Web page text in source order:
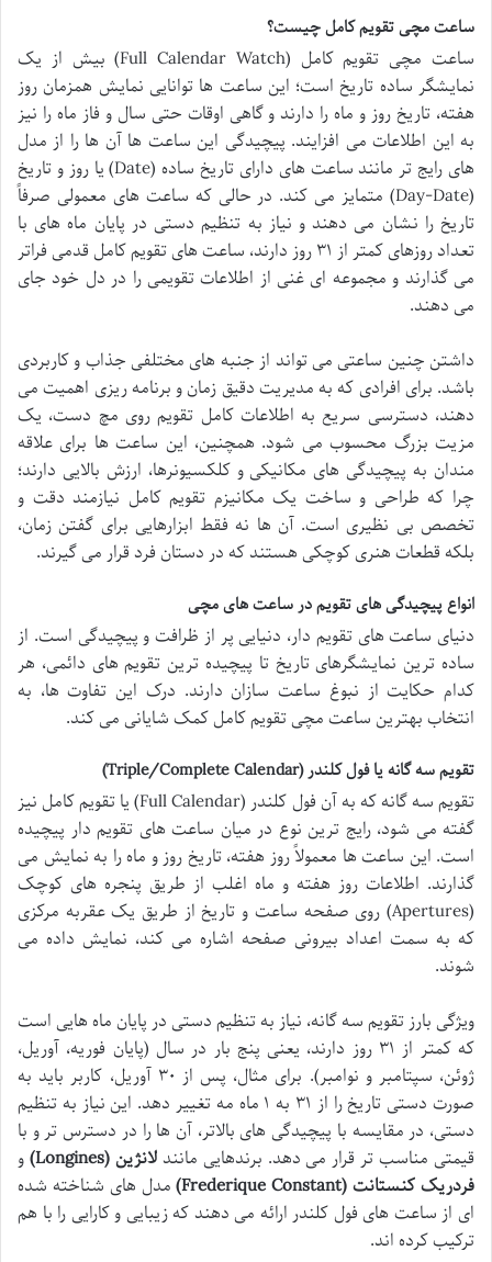
ساعت مچی تقویم کامل چیست؟
ساعت مچی تقویم کامل (Full Calendar Watch) بیش از یک
نمایشگر ساده تاریخ است؛ این ساعت ها توانایی نمایش همزمان روز
هفته، تاریخ روز و ماه را دارند و گاهی اوقات حتی سال و فاز ماه را نیز
به این اطلاعات می افزایند. پیچیدگی این ساعت ها آن ها را از مدل
های رایج تر مانند ساعت های دارای تاریخ ساده (Date) یا روز و تاریخ
(Day-Date) متمایز می کند. در حالی که ساعت های معمولی صرفاً
تاریخ را نشان می دهند و نیاز به تنظیم دستی در پایان ماه های با
تعداد روزهای کمتر از ۳۱ روز دارند، ساعت های تقویم کامل قدمی فراتر
می گذارند و مجموعه ای غنی از اطلاعات تقویمی را در دل خود جای
می دهند.
داشتن چنین ساعتی می تواند از جنبه های مختلفی جذاب و کاربردی
باشد. برای افرادی که به مدیریت دقیق زمان و برنامه ریزی اهمیت می
دهند، دسترسی سریع به اطلاعات کامل تقویم روی مچ دست، یک
مزیت بزرگ محسوب می شود. همچنین، این ساعت ها برای علاقه
مندان به پیچیدگی های مکانیکی و کلکسیونرها، ارزش بالایی دارند؛
چرا که طراحی و ساخت یک مکانیزم تقویم کامل نیازمند دقت و
تخصص بی نظیری است. آن ها نه فقط ابزارهایی برای گفتن زمان،
بلکه قطعات هنری کوچکی هستند که در دستان فرد قرار می گیرند.
انواع پیچیدگی های تقویم در ساعت های مچی
دنیای ساعت های تقویم دار، دنیایی پر از ظرافت و پیچیدگی است. از
ساده ترین نمایشگرهای تاریخ تا پیچیده ترین تقویم های دائمی، هر
کدام حکایت از نبوغ ساعت سازان دارند. درک این تفاوت ها، به
انتخاب بهترین ساعت مچی تقویم کامل کمک شایانی می کند.
تقویم سه گانه یا فول کلندر (Triple/Complete Calendar)
تقویم سه گانه که به آن فول کلندر (Full Calendar) یا تقویم کامل نیز
گفته می شود، رایج ترین نوع در میان ساعت های تقویم دار پیچیده
است. این ساعت ها معمولاً روز هفته، تاریخ روز و ماه را به نمایش می
گذارند. اطلاعات روز هفته و ماه اغلب از طریق پنجره های کوچک
(Apertures) روی صفحه ساعت و تاریخ از طریق یک عقربه مرکزی
که به سمت اعداد بیرونی صفحه اشاره می کند، نمایش داده می
شوند.
ویژگی بارز تقویم سه گانه، نیاز به تنظیم دستی در پایان ماه هایی است
که کمتر از ۳۱ روز دارند، یعنی پنج بار در سال (پایان فوریه، آوریل،
ژوئن، سپتامبر و نوامبر). برای مثال، پس از ۳۰ آوریل، کاربر باید به
صورت دستی تاریخ را از ۳۱ به ۱ ماه مه تغییر دهد. این نیاز به تنظیم
دستی، در مقایسه با پیچیدگی های بالاتر، آن ها را در دسترس تر و با
قیمتی مناسب تر قرار می دهد. برندهایی مانندلانژین (Longines)
و
فردریک کنستانت (Frederique Constant)
مدل های شناخته شده
ای از ساعت های فول کلندر ارائه می دهند که زیبایی و کارایی را با هم
ترکیب کرده اند.